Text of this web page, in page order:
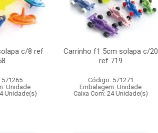
c/8 ref
Unidade
Unidade(s)
Carrinho f1 5cm solapa c/20
ref 719
Código: 571271
Embalagem: Unidade
Caixa Com: 24 Unidade(s)